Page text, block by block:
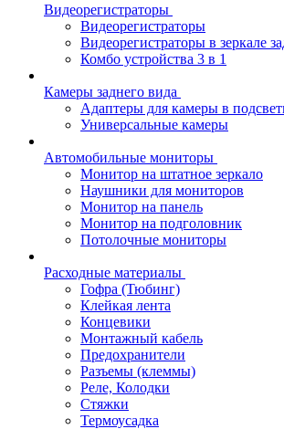
Видеорегистраторы
Видеорегистраторы
Видеорегистраторы в зеркале
Комбо устройства 3 в 1
Камеры заднего вида
Адаптеры для камеры в
Универсальные камеры
Автомобильные мониторы
Монитор на штатное зеркало
Наушники для мониторов
Монитор на панель
Монитор на подголовник
Потолочные мониторы
Расходные материалы
Гофра (Тюбинг)
Клейкая лента
Концевики
Монтажный кабель
Предохранители
Разъемы (клеммы)
Реле, Колодки
Стяжки
Термоусадка